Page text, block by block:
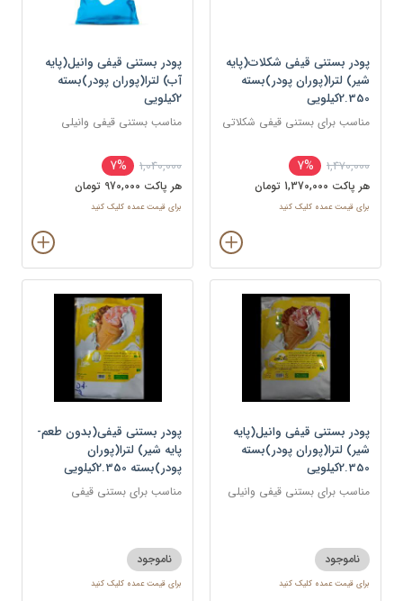
پودر بستنی قیفی شکلات(پایه
شیر) لترا(پوران پودر)بسته
2.350کیلویی
مناسب برای بستنی قیفی شکلاتی
1,470,000
7%
هر پاکت 1,370,000 تومان
برای قیمت عمده کلیک کنید
پودر بستنی قیفی وانیل(پایه
آب) لترا(پوران پودر)بسته
2کیلویی
مناسب بستنی قیفی وانیلی
1,040,000
7%
هر پاکت 970,000 تومان
برای قیمت عمده کلیک کنید
پودر بستنی قیفی وانیل(پایه
شیر) لترا(پوران پودر)بسته
2.350کیلویی
مناسب برای بستنی قیفی وانیلی
ناموجود
برای قیمت عمده کلیک کنید
پودر بستنی قیفی(بدون طعم-
پایه شیر) لترا(پوران
پودر)بسته 2.350کیلویی
مناسب برای بستنی قیفی
ناموجود
برای قیمت عمده کلیک کنید